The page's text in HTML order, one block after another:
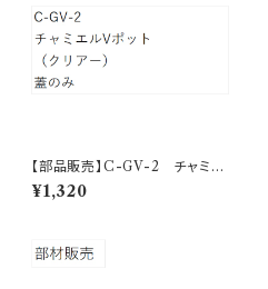
【部品販売】C-GV-2 チャミエ
ルVポット フタ（クリアー）
¥1,320